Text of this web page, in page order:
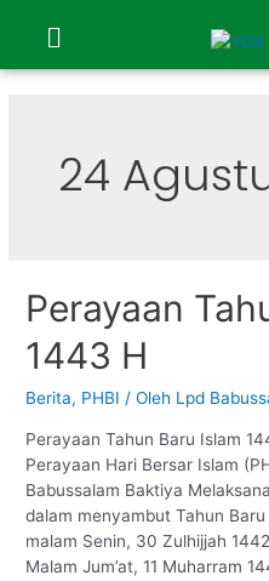
24
Perayaan
1443 H
Berita, PHBI / Oleh Lpd
Perayaan Tahun Baru Islam
Perayaan Hari Bersar Islam
Babussalam Baktiya
dalam menyambut Tahun
malam Senin, 30 Zulhijjah
Malam Jum’at, 11 Muharram